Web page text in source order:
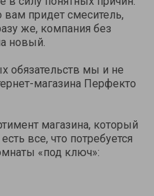
вам придет смеситель,
же, компания без
новый.
обязательств мы и не
магазина Перфекто
магазина, который
все, что потребуется
«под ключ»: